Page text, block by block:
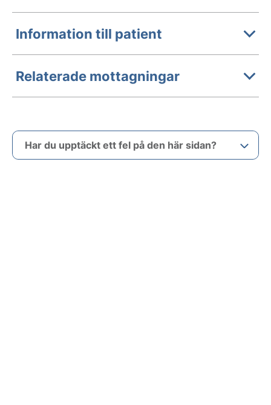
Information till patient
Relaterade mottagningar
Har du upptäckt ett fel på den här sidan?